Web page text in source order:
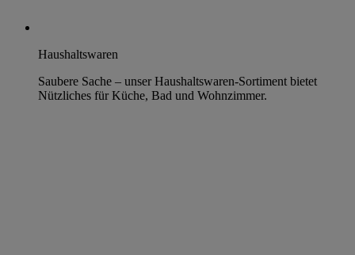
Haushaltswaren
Saubere Sache – unser Haushaltswaren-Sortiment bietet
Nützliches für Küche, Bad und Wohnzimmer.